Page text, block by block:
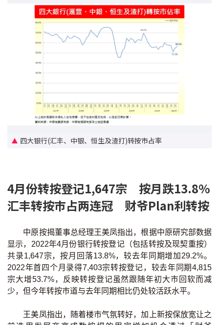
© 2026 中原按揭经纪有限公司 Centaline Mortgage Broker Limited 版权所有
条款及细则
私隐政策声明
四大银行(汇丰、中银、恒生及渣打)转按市占率
4月份转按登记1,647宗 按月跌13.8%
汇丰转按巿占两连冠 财爷Plan利转按
中原按揭董事总经理王美凤指出，根据中原研究部数据
显示，2022年4月份银行转按登记（包括转按及现契重按）
共录1,647宗，按月回落13.8%，较去年同期增加29.2%。
2022年首四个月录得7,403宗转按登记，较去年同期4,815
宗大增53.7%，反映转按登记虽然跟随年初大巿回软而减
少，但今年转按巿道与去年同期相比仍处较活跃水平。
王美凤指出，随着楼市气氛转好，加上新按保放宽让之